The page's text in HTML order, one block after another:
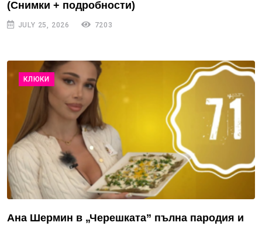
(Снимки + подробности)
JULY 25, 2026 7203
КЛЮКИ
Ана Шермин в „Черешката” пълна пародия и